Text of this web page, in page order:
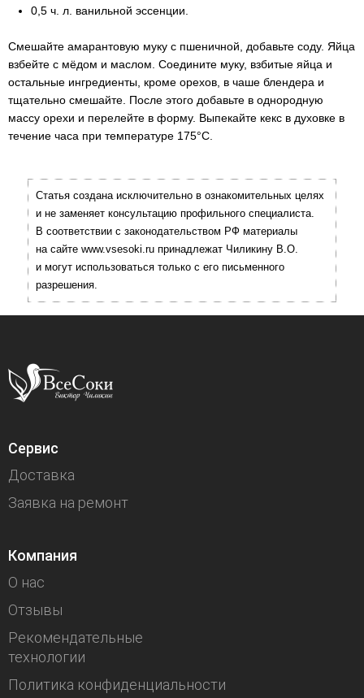
0,5 ч. л. ванильной эссенции.
Смешайте амарантовую муку с пшеничной, добавьте соду. Яйца
взбейте с мёдом и маслом. Соедините муку, взбитые яйца и
остальные ингредиенты, кроме орехов, в чаше блендера и
тщательно смешайте. После этого добавьте в однородную
массу орехи и перелейте в форму. Выпекайте кекс в духовке в
течение часа при температуре 175°С.
Статья создана исключительно в ознакомительных целях
и не заменяет консультацию профильного специалиста.
В соответствии с законодательством РФ материалы
на сайте www.vsesoki.ru принадлежат Чиликину В.О.
и могут использоваться только с его письменного
разрешения.
Сервис
Доставка
Заявка на ремонт
Компания
О нас
Отзывы
Рекомендательные
технологии
Политика конфиденциальности